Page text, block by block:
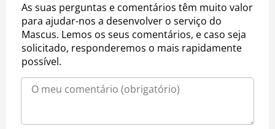
As suas perguntas e comentários têm muito valor
para ajudar-nos a desenvolver o serviço do
Mascus. Lemos os seus comentários, e caso seja
solicitado, responderemos o mais rapidamente
possível.